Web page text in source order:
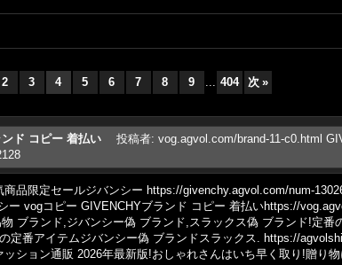
2 3 4 5 6 7 8 9 ... 404 次 »
ド コピー 着払い 投稿者: vog.agvol.com/brand-11-c0.html
品限定セールジバンシー https://givenchy.agvol.com/num-
ー vogコピー GIVENCHYブランド コピー 着払いhttps://
ブランド,ジバンシー偽 ブランド,スラックス偽 ブランド!定番
定番アイテムジバンシー偽 ブランドスラックス. https://
ション通販 2026年最新版!おしゃれさんはいち早く取り!贈り